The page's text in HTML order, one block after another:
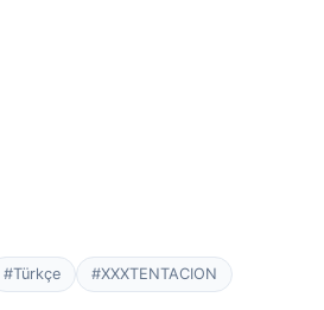
#Türkçe #XXXTENTACION